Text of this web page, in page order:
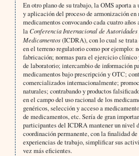
En otro plano de su trabajo, la OMS aporta a
y aplicación del proceso de armonización en
medicamentos convocando cada cuatro años
laConferencia Internacional de Autoridades
Medicamentos(ICDRA), con lo cual se trata
en el terreno regulatorio como por ejemplo:
fabricación; normas para el ejercicio clínico
de laboratorio; intercambio de información
medicamentos bajo prescripción y OTC;
comercializados internacionalmente;
naturales; contrabando y productos
en el campo del uso racional de los
genéricos, selección y acceso a
de medicamentos, etc. Sería de gran
participantes del ICDRA mantener un nivel
coordinación permanente, con la finalidad
experiencias de trabajo, simplificar sus
vez más eficientes.